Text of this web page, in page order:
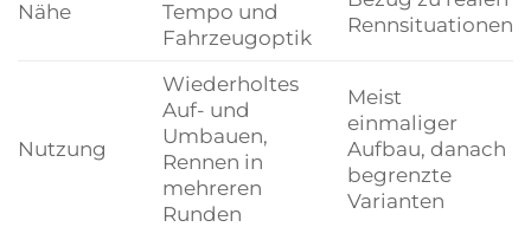
Nähe
Tempo und
Fahrzeugoptik
Rennsituationen
Nutzung
Wiederholtes
Auf- und
Umbauen,
Rennen in
mehreren
Runden
Meist
einmaliger
Aufbau, danach
begrenzte
Varianten